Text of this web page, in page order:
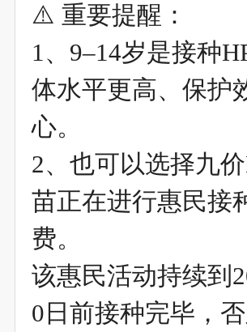
⚠️ 重要提醒：
1、9–14岁是接种
体水平更高、保护
心。
2、也可以选择九
苗正在进行惠民接
费。
该惠民活动持续到
0日前接种完毕，